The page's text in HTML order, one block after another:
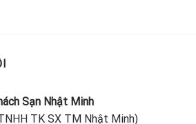
Sạn Nhật Minh
TK SX TM Nhật Minh)